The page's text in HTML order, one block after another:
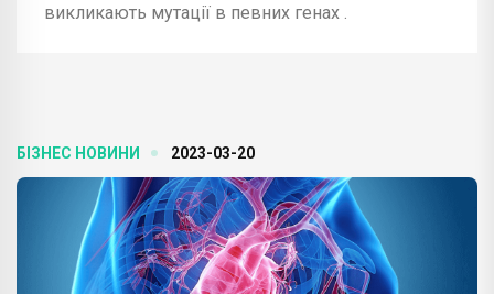
викликають мутації в певних генах .
БІЗНЕС НОВИНИ 2023-03-20